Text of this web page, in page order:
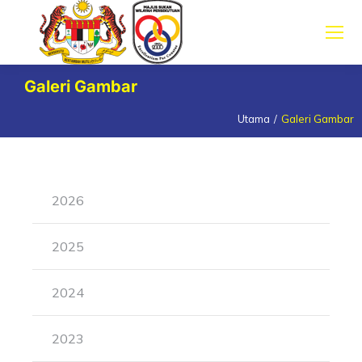
Galeri Gambar
Utama Galeri Gambar
2026
2025
2024
2023